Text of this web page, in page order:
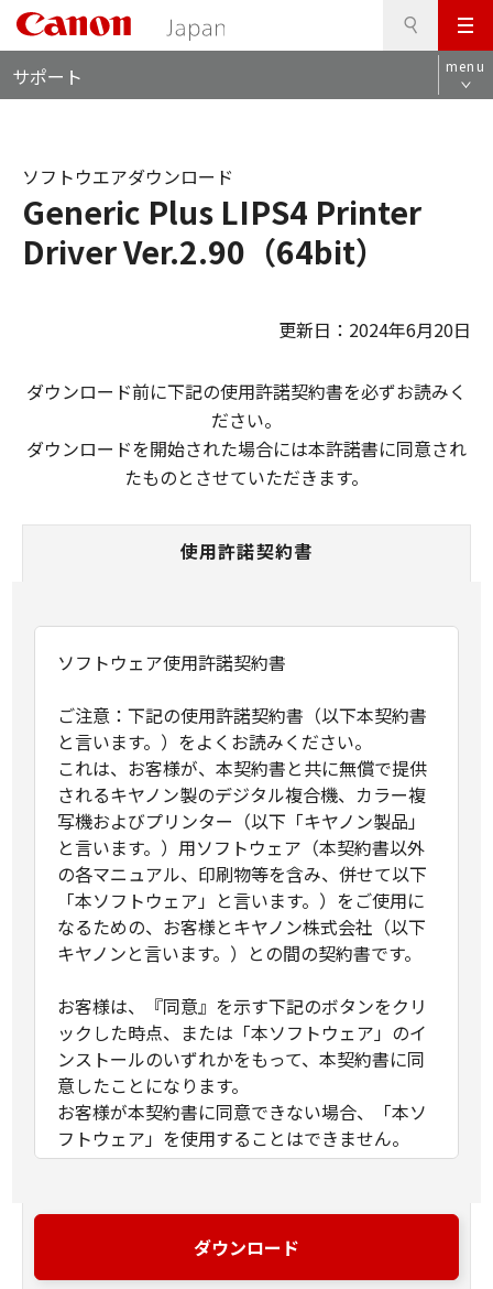
メ
ニ
ュ
サポート menu
Generic Plus LIPS4 Printer
Driver Ver.2.90（64bit）
ソフトウエアダウンロード
更新日：2024年6月20日
ダウンロード前に下記の使用許諾契約書を必ずお読みく
ださい。
ダウンロードを開始された場合には本許諾書に同意され
たものとさせていただきます。
使用許諾契約書
ソフトウェア使用許諾契約書
ご注意：下記の使用許諾契約書（以下本契約書
と言います。）をよくお読みください。
これは、お客様が、本契約書と共に無償で提供
されるキヤノン製のデジタル複合機、カラー複
写機およびプリンター（以下「キヤノン製品」
と言います。）用ソフトウェア（本契約書以外
の各マニュアル、印刷物等を含み、併せて以下
「本ソフトウェア」と言います。）をご使用に
なるための、お客様とキヤノン株式会社（以下
キヤノンと言います。）との間の契約書です。
お客様は、『同意』を示す下記のボタンをクリ
ックした時点、または「本ソフトウェア」のイ
ンストールのいずれかをもって、本契約書に同
意したことになります。
お客様が本契約書に同意できない場合、「本ソ
フトウェア」を使用することはできません。
(1) キヤノンは、お客様が「キヤノン製品」を利
用する目的のために、「キヤノン製品」に直接
ダウンロード